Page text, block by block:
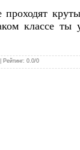
классе ты
Рейтинг: 0.0/0